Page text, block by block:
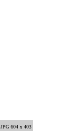
JPG 604 x 403